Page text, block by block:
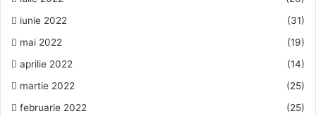
iunie 2022
(31)
mai 2022
(19)
aprilie 2022
(14)
martie 2022
(25)
februarie 2022
(25)